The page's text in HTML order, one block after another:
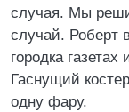
случая. Мы
случай. Роберт
городка
Гаснущий
одну фару.